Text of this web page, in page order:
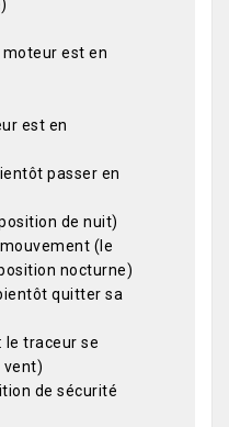
est en
est en
passer en
de nuit)
(le
nocturne)
quitter sa
le traceur se
vent)
de sécurité